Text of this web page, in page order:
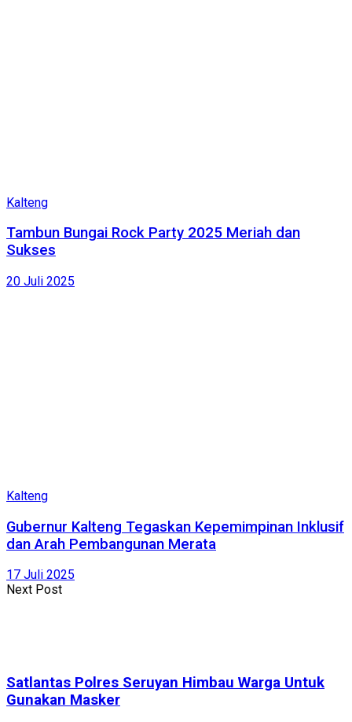
Kalteng
Tambun Bungai Rock Party 2025 Meriah dan
Sukses
20 Juli 2025
Kalteng
Gubernur Kalteng Tegaskan Kepemimpinan Inklusif
dan Arah Pembangunan Merata
17 Juli 2025
Next Post
Satlantas Polres Seruyan Himbau Warga Untuk
Gunakan Masker